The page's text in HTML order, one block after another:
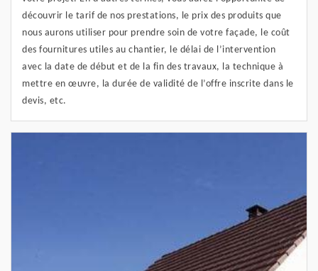
découvrir le tarif de nos prestations, le prix des produits que
nous aurons utiliser pour prendre soin de votre façade, le coût
des fournitures utiles au chantier, le délai de l’intervention
avec la date de début et de la fin des travaux, la technique à
mettre en œuvre, la durée de validité de l’offre inscrite dans le
devis, etc.